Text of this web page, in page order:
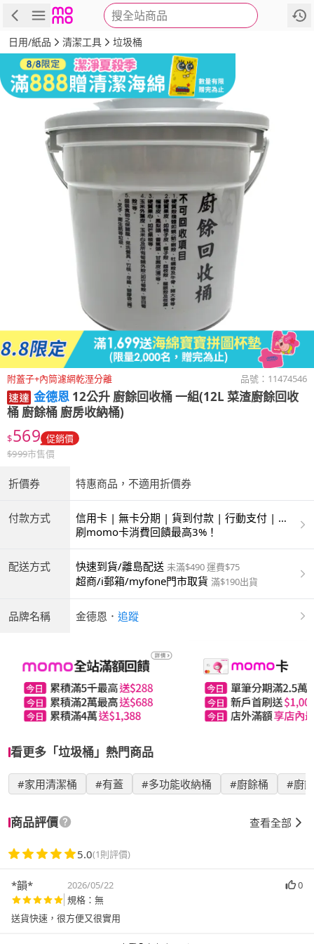
搜全站商品
商品 評價 詳情
日用/紙品 清潔工具 垃圾桶
附蓋子+內筒濾網乾溼分離 品號： 11474546
金德恩 12公升 廚餘回收桶 一組(12L 菜渣廚餘回收
桶 廚餘桶 廚房收納桶)
$569 促銷價
$999市售價
折價券 特惠商品，不適用折價券
付款方式
信用卡 | 無卡分期 | 貨到付款 | 行動支付 | 超
商付款 | ATM | 銀聯卡
刷momo卡消費回饋最高3%！
配送方式 快速到貨/離島配送 未滿$490 運費$75
超商/i郵箱/myfone門市取貨 滿$190出貨
品牌名稱 金德恩 ． 追蹤
看更多「垃圾桶」熱門商品
#家用清潔桶 #有蓋 #多功能收納桶 #廚餘桶 #廚
商品評價 查看全部
5.0(1則評價)
*韻* 2026/05/22
0
規格：無
送貨快速，很方便又很實用